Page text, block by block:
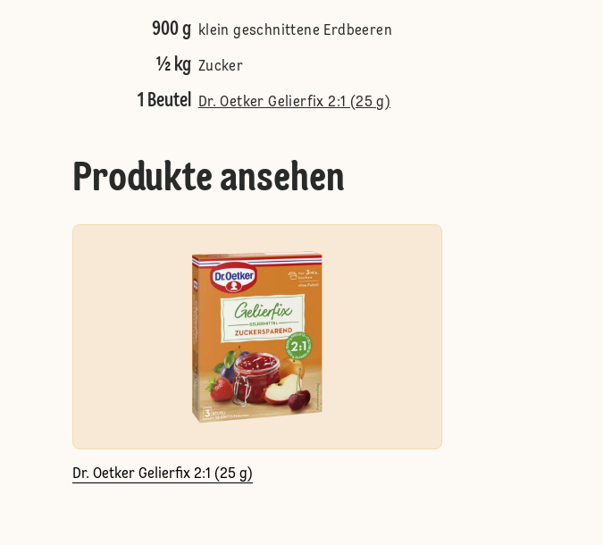
900 g klein geschnittene Erdbeeren
½ kg Zucker
1 Beutel Dr. Oetker Gelierfix 2:1 (25 g)
Produkte ansehen
Dr. Oetker Gelierfix 2:1 (25 g)